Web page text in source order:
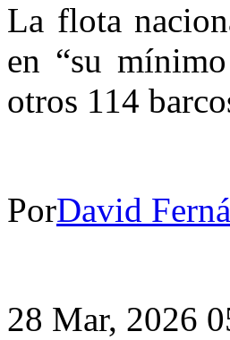
La flota
en “su
otros 114
PorDavid
28 Mar, 2026